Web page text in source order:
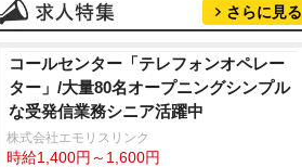
さらに見る
コールセンター「テレフォンオペレー
ター」/大量80名オープニングシンプル
な受発信業務シニア活躍中
株式会社エモリスリンク
時給1,400円～1,600円